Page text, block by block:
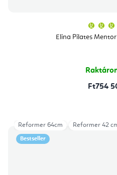
Elina Pilates
Ft754
Bestseller
Reformer 64cm Reformer 42